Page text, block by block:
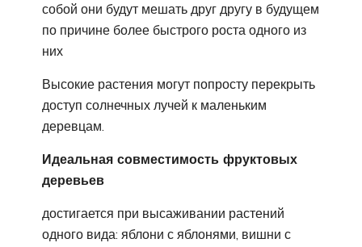
собой они будут мешать друг другу в будущем
по причине более быстрого роста одного из
них
Высокие растения могут попросту перекрыть
доступ солнечных лучей к маленьким
деревцам.
Идеальная совместимость фруктовых
деревьев
достигается при высаживании растений
одного вида: яблони с яблонями, вишни с